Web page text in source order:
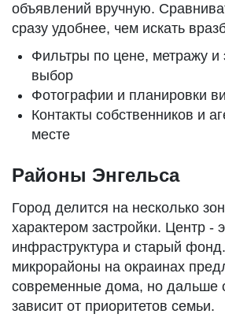
объявлений вручную.
сразу удобнее, чем искать
Фильтры по цене, метражу и
выбор
Фотографии и планировки
Контакты собственников и
месте
Районы Энгельса
Город делится на несколько
характером застройки. Центр -
инфраструктура и старый
микрорайоны на окраинах
современные дома, но дальше
зависит от приоритетов семьи.